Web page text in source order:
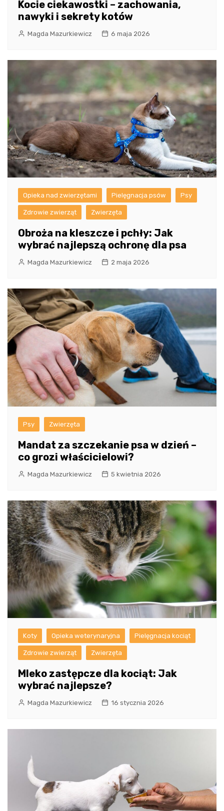
Kocie ciekawostki – zachowania,
nawyki i sekrety kotów
Magda Mazurkiewicz 6 maja 2026
Opieka nad zwierzętami Pielęgnacja psów Psy
Zdrowie zwierząt Zwierzęta
Obroża na kleszcze i pchły: Jak
wybrać najlepszą ochronę dla psa
Magda Mazurkiewicz 2 maja 2026
Psy Zwierzęta
Mandat za szczekanie psa w dzień –
co grozi właścicielowi?
Magda Mazurkiewicz 5 kwietnia 2026
Koty Opieka weterynaryjna Pielęgnacja kociąt
Zdrowie zwierząt Zwierzęta
Mleko zastępcze dla kociąt: Jak
wybrać najlepsze?
Magda Mazurkiewicz 16 stycznia 2026